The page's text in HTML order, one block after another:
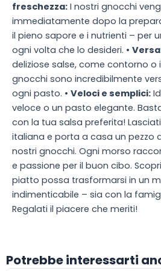
freschezza: I nostri gnocchi
immediatamente dopo la
il pieno sapore e i nutrienti – per
ogni volta che lo desideri. •
deliziose salse, come contorno o
gnocchi sono incredibilmente
ogni pasto. • Veloci e semplici:
veloce o un pasto elegante.
con la tua salsa preferita!
italiana e porta a casa un pezzo
nostri gnocchi. Ogni morso
e passione per il buon cibo.
piatto possa trasformarsi in un
indimenticabile – sia con la
Regalati il piacere che meriti!
Potrebbe interessarti